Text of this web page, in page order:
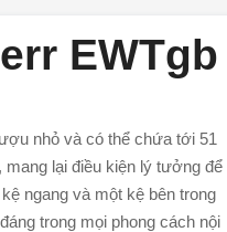
EWTgb
nhỏ và có thể chứa tới 51
mang lại điều kiện lý tưởng để
ngang và một kệ bên trong
trong mọi phong cách nội